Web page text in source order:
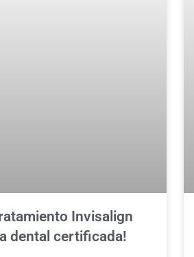
Invisalign
dental certificada!